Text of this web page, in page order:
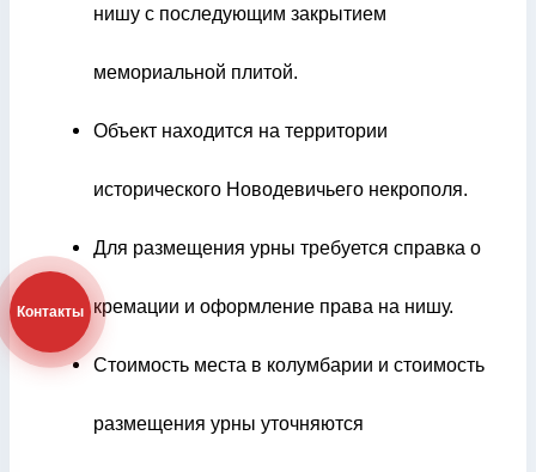
нишу с последующим закрытием
мемориальной плитой.
Объект находится на территории
исторического Новодевичьего некрополя.
Для размещения урны требуется справка о
кремации и оформление права на нишу.
Стоимость места в колумбарии и стоимость
размещения урны уточняются
Контакты